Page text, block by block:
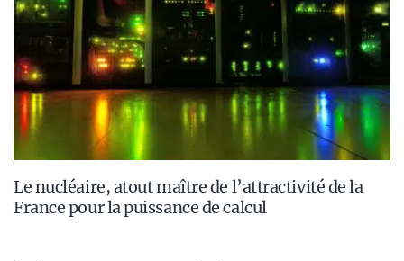
Le nucléaire, atout maître de l’attractivité de la
France pour la puissance de calcul